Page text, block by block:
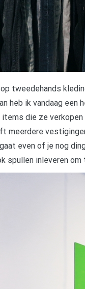
tweedehands
heb ik vandaag een
items die ze
meerdere
even of je nog
spullen inleveren